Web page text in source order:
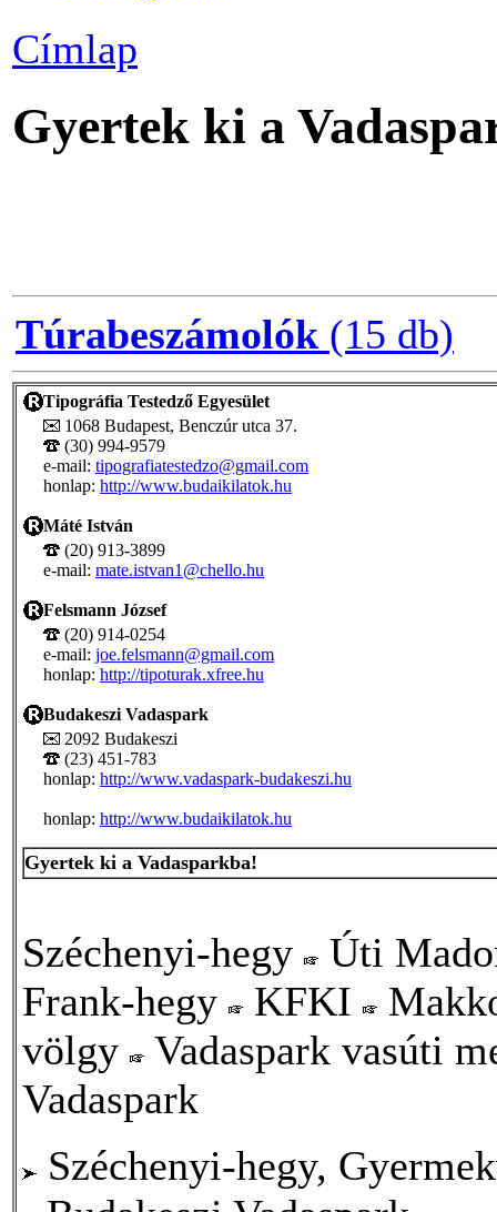
Címlap
Gyertek ki a
Túrabeszámolók (15 db)
Tipográfia Testedző Egyesület
1068 Budapest, Benczúr utca 37.
(30) 994-9579
e-mail: tipografiatestedzo@gmail.com
honlap: http://www.budaikilatok.hu
Máté István
(20) 913-3899
e-mail: mate.istvan1@chello.hu
Felsmann József
(20) 914-0254
e-mail: joe.felsmann@gmail.com
honlap: http://tipoturak.xfree.hu
Budakeszi Vadaspark
2092 Budakeszi
(23) 451-783
honlap: http://www.vadaspark-budakeszi.hu
honlap: http://www.budaikilatok.hu
Gyertek ki a Vadasparkba!
Széchenyi-hegy
Úti
Frank-hegy
KFKI
völgy
Vadaspark vasúti
Vadaspark
Széchenyi-hegy,